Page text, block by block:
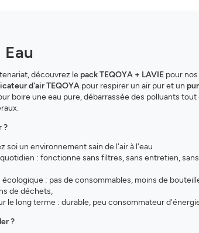
découvrez le pack TEQOYA + LAVIEpour
d'air TEQOYApour respirer un air pur et un
boire une eau pure, débarrassée des polluants tout
?
soi un environnement sain de l'air à l'eau
: fonctionne sans filtres, sans entretien, sans
écologique : pas de consommables, moins de
de déchets,
le long terme : durable, peu consommateur
?